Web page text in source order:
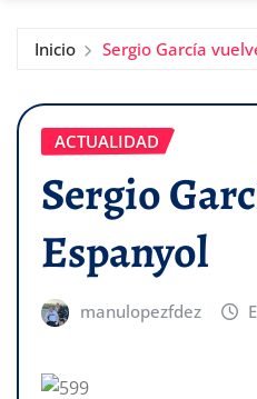
Inicio Sergio García
ACTUALIDAD
Sergio
Espanyol
manulopezfdez